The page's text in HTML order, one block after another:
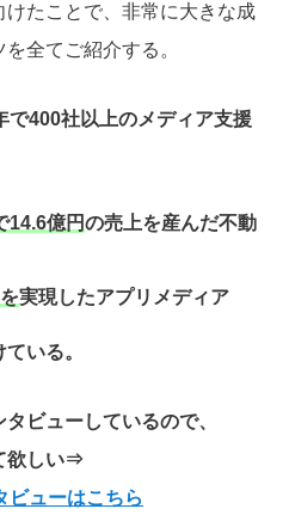
けたことで、非常に大きな成
全てご紹介する。
で400社以上のメディア支援
14.6億円の売上を産んだ不動
実現したアプリメディア
いる。
ビューしているので、
欲しい⇒
ビューはこちら